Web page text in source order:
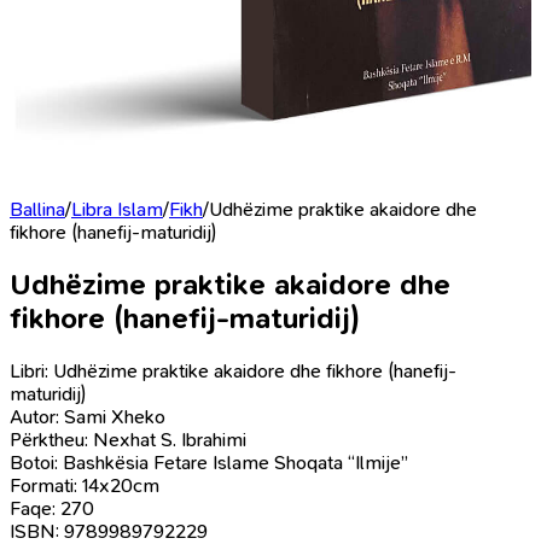
Ballina/Libra Islam/Fikh/Udhëzime praktike akaidore dhe
fikhore (hanefij-maturidij)
Udhëzime praktike akaidore dhe
fikhore (hanefij-maturidij)
Libri: Udhëzime praktike akaidore dhe fikhore (hanefij-
maturidij)
Autor: Sami Xheko
Përktheu: Nexhat S. Ibrahimi
Botoi: Bashkësia Fetare Islame Shoqata “Ilmije”
Formati: 14x20cm
Faqe: 270
ISBN: 9789989792229